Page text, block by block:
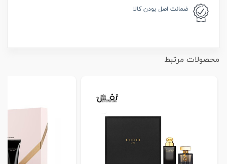
ضمانت اصل بودن کالا
محصولات مرتبط